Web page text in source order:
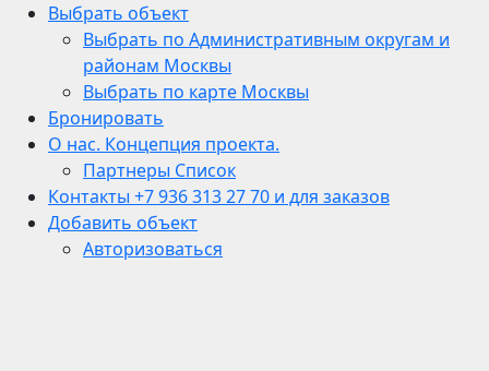
Выбрать объект
Выбрать по Административным округам и
районам Москвы
Выбрать по карте Москвы
Бронировать
О нас. Концепция проекта.
Партнеры Список
Контакты +7 936 313 27 70 и для заказов
Добавить объект
Авторизоваться